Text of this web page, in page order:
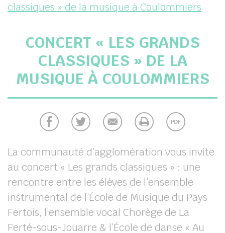
classiques » de la musique à Coulommiers
CONCERT « LES GRANDS
CLASSIQUES » DE LA
MUSIQUE À COULOMMIERS
La communauté d’agglomération vous invite
au concert « Les grands classiques » : une
rencontre entre les élèves de l’ensemble
instrumental de l’École de Musique du Pays
Fertois, l’ensemble vocal Chorège de La
Ferté-sous-Jouarre & l’École de danse « Au